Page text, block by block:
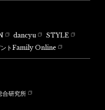
dancyu
STYLE
ントFamily Online
研究所